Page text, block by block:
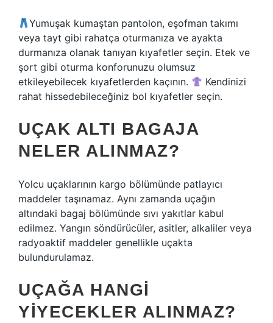
Yumuşak kumaştan pantolon, eşofman takımı
veya tayt gibi rahatça oturmanıza ve ayakta
durmanıza olanak tanıyan kıyafetler seçin. Etek ve
şort gibi oturma konforunuzu olumsuz
etkileyebilecek kıyafetlerden kaçının.
Kendinizi
rahat hissedebileceğiniz bol kıyafetler seçin.
UÇAK ALTI BAGAJA
NELER ALINMAZ?
Yolcu uçaklarının kargo bölümünde patlayıcı
maddeler taşınamaz. Aynı zamanda uçağın
altındaki bagaj bölümünde sıvı yakıtlar kabul
edilmez. Yangın söndürücüler, asitler, alkaliler veya
radyoaktif maddeler genellikle uçakta
bulundurulamaz.
UÇAĞA HANGI
YIYECEKLER ALINMAZ?